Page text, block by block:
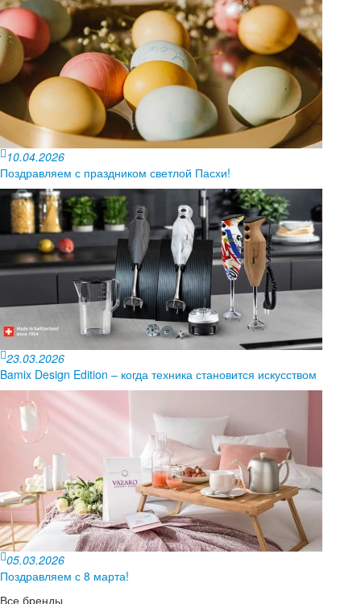
10.04.2026
Поздравляем с праздником светлой Пасхи!
23.03.2026
Bamix Design Edition – когда техника становится искусством
05.03.2026
Поздравляем с 8 марта!
Все бренды